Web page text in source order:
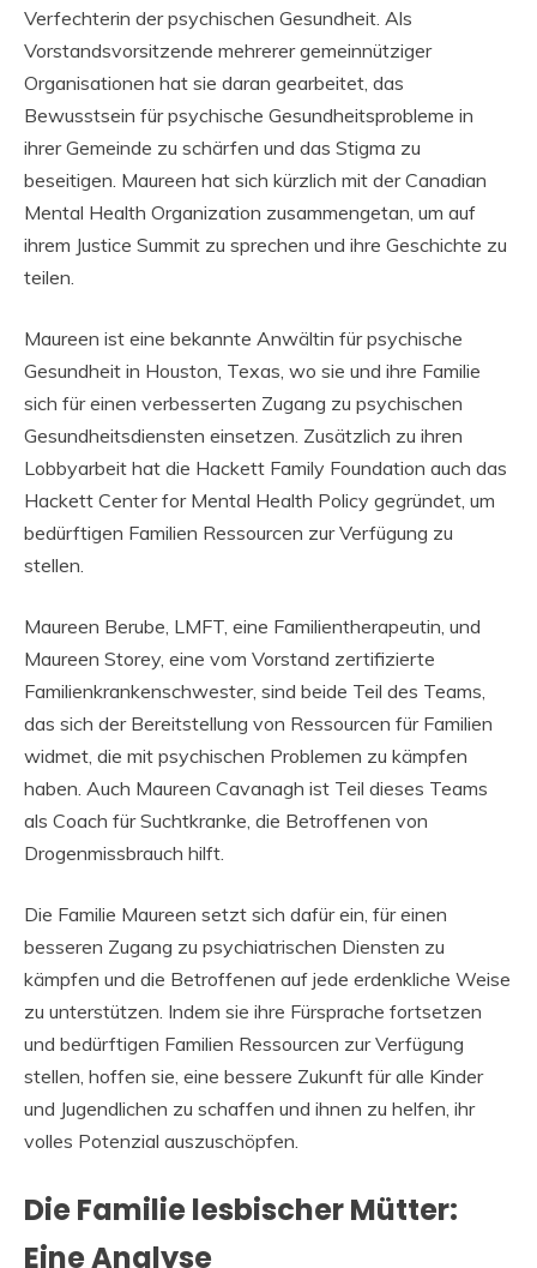
Verfechterin der psychischen Gesundheit. Als
Vorstandsvorsitzende mehrerer gemeinnütziger
Organisationen hat sie daran gearbeitet, das
Bewusstsein für psychische Gesundheitsprobleme in
ihrer Gemeinde zu schärfen und das Stigma zu
beseitigen. Maureen hat sich kürzlich mit der Canadian
Mental Health Organization zusammengetan, um auf
ihrem Justice Summit zu sprechen und ihre Geschichte zu
teilen.
Maureen ist eine bekannte Anwältin für psychische
Gesundheit in Houston, Texas, wo sie und ihre Familie
sich für einen verbesserten Zugang zu psychischen
Gesundheitsdiensten einsetzen. Zusätzlich zu ihren
Lobbyarbeit hat die Hackett Family Foundation auch das
Hackett Center for Mental Health Policy gegründet, um
bedürftigen Familien Ressourcen zur Verfügung zu
stellen.
Maureen Berube, LMFT, eine Familientherapeutin, und
Maureen Storey, eine vom Vorstand zertifizierte
Familienkrankenschwester, sind beide Teil des Teams,
das sich der Bereitstellung von Ressourcen für Familien
widmet, die mit psychischen Problemen zu kämpfen
haben. Auch Maureen Cavanagh ist Teil dieses Teams
als Coach für Suchtkranke, die Betroffenen von
Drogenmissbrauch hilft.
Die Familie Maureen setzt sich dafür ein, für einen
besseren Zugang zu psychiatrischen Diensten zu
kämpfen und die Betroffenen auf jede erdenkliche Weise
zu unterstützen. Indem sie ihre Fürsprache fortsetzen
und bedürftigen Familien Ressourcen zur Verfügung
stellen, hoffen sie, eine bessere Zukunft für alle Kinder
und Jugendlichen zu schaffen und ihnen zu helfen, ihr
volles Potenzial auszuschöpfen.
Die Familie lesbischer Mütter:
Eine Analyse